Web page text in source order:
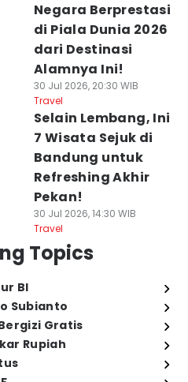
Negara Berprestasi
di Piala Dunia 2026
dari Destinasi
Alamnya Ini!
30 Jul 2026, 20:30 WIB
Travel
Selain Lembang, Ini
7 Wisata Sejuk di
Bandung untuk
Refreshing Akhir
Pekan!
30 Jul 2026, 14:30 WIB
Travel
Topics
BI
Subianto
Gratis
Rupiah